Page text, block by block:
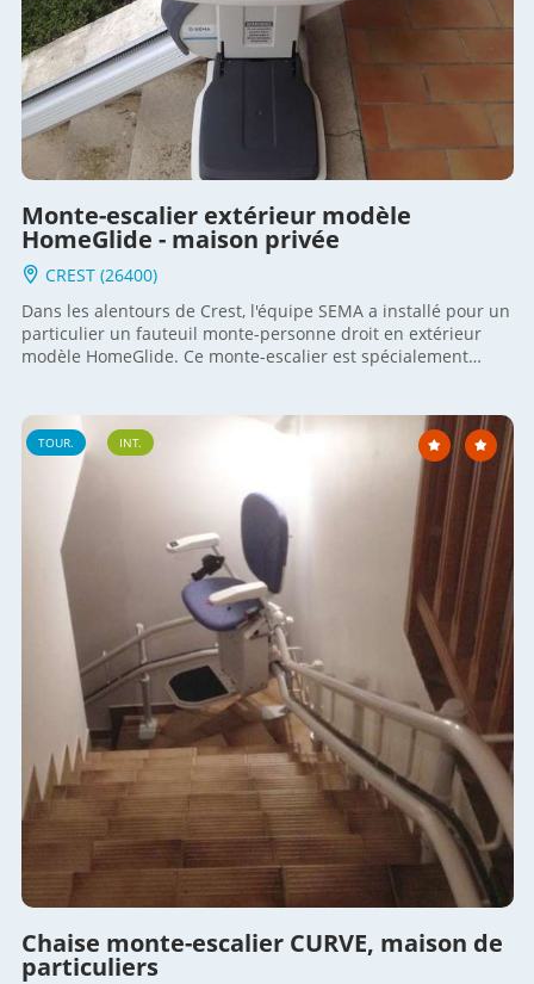
Monte-escalier extérieur modèle
HomeGlide - maison privée
CREST (26400)
Dans les alentours de Crest, l'équipe SEMA a installé pour un
particulier un fauteuil monte-personne droit en extérieur
modèle HomeGlide. Ce monte-escalier est spécialement
habitants de cette maison privée d'accéder à leur lieu de vie
depuis le parking voiture. Un moyen simple de conserver son
autonomie chez soi et de se maintenir à domicile même si
l'habitation est en hauteur. Connaître l'actualité SEMA
TOUR. INT.
Chaise monte-escalier CURVE, maison de
particuliers